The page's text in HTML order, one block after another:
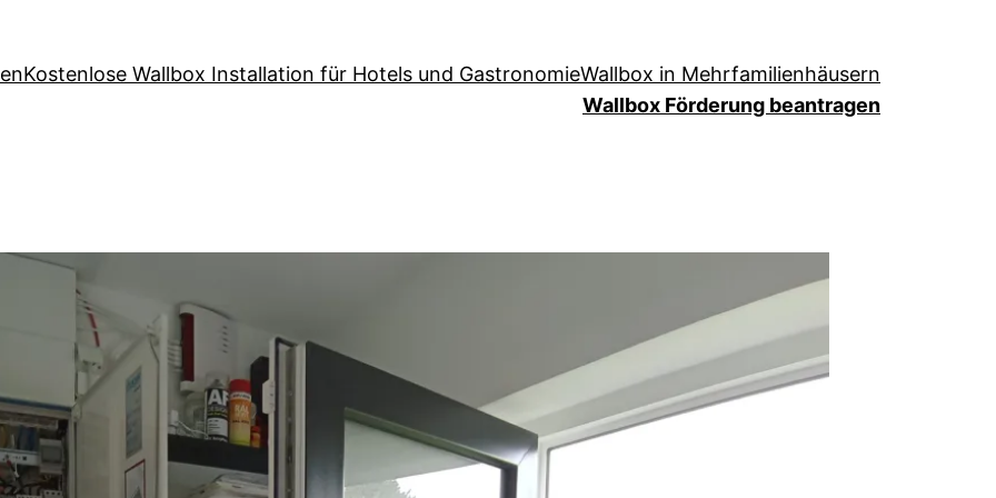
Kostenlose Wallbox Installation für Hotels und GastronomieWallbox in Mehrfamilienhäusern
Wallbox Förderung beantragen